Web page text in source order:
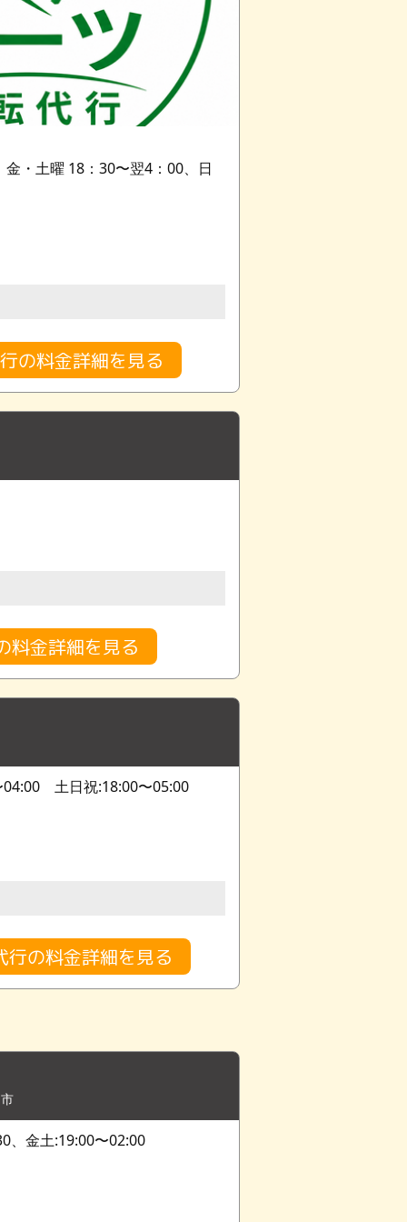
・土曜 18：30〜翌4：00、日
の料金詳細を見る
料金詳細を見る
04:00 土日祝:18:00〜05:00
行の料金詳細を見る
、金土:19:00〜02:00